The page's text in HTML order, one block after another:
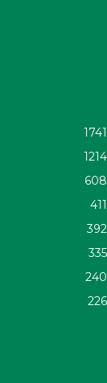
1741
1214
608
411
392
335
240
226